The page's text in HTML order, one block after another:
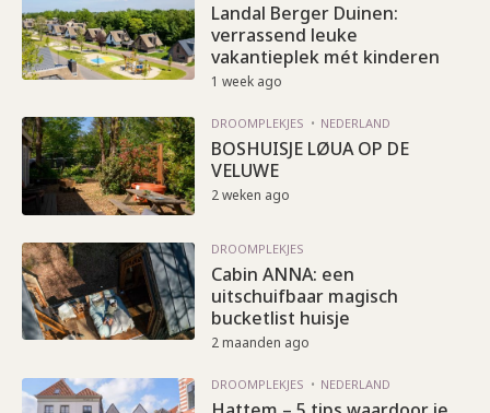
Landal Berger Duinen:
verrassend leuke
vakantieplek mét kinderen
1 week ago
DROOMPLEKJES NEDERLAND
BOSHUISJE LØUA OP DE
VELUWE
2 weken ago
DROOMPLEKJES
Cabin ANNA: een
uitschuifbaar magisch
bucketlist huisje
2 maanden ago
DROOMPLEKJES NEDERLAND